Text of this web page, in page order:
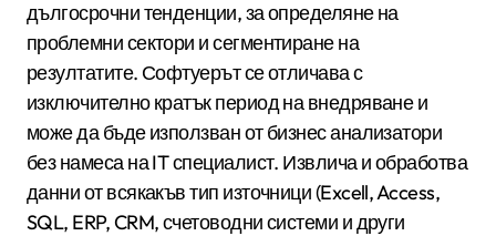
дългосрочни тенденции, за определяне на
проблемни сектори и сегментиране на
резултатите. Софтуерът се отличава с
изключително кратък период на внедряване и
може да бъде използван от бизнес анализатори
без намеса на IT специалист. Извлича и обработва
данни от всякакъв тип източници (Excell, Access,
SQL, ERP, CRM, счетоводни системи и други